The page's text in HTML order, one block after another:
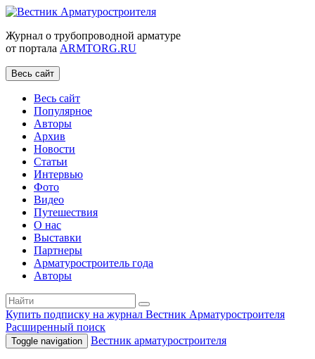
Журнал о трубопроводной арматуре
от портала ARMTORG.RU
Весь сайт
Весь сайт
Популярное
Авторы
Архив
Новости
Статьи
Интервью
Фото
Видео
Путешествия
О нас
Выставки
Партнеры
Арматуростроитель года
Авторы
Купить подписку на журнал Вестник Арматуростроителя
Расширенный поиск
Toggle navigation Вестник арматуростроителя